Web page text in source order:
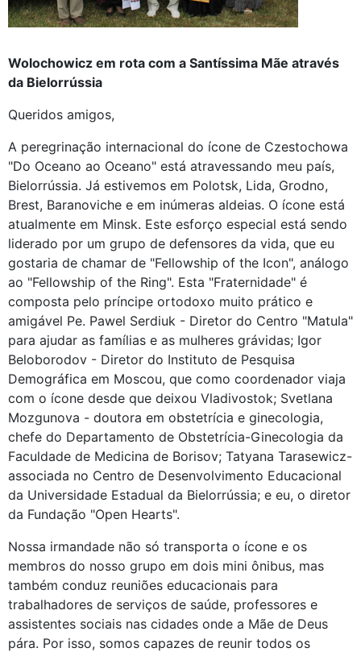
Wolochowicz em rota com a Santíssima Mãe através
da Bielorrússia
Queridos amigos,
A peregrinação internacional do ícone de Czestochowa
"Do Oceano ao Oceano" está atravessando meu país,
Bielorrússia. Já estivemos em Polotsk, Lida, Grodno,
Brest, Baranoviche e em inúmeras aldeias. O ícone está
atualmente em Minsk. Este esforço especial está sendo
liderado por um grupo de defensores da vida, que eu
gostaria de chamar de "Fellowship of the Icon", análogo
ao "Fellowship of the Ring". Esta "Fraternidade" é
composta pelo príncipe ortodoxo muito prático e
amigável Pe. Pawel Serdiuk - Diretor do Centro "Matula"
para ajudar as famílias e as mulheres grávidas; Igor
Beloborodov - Diretor do Instituto de Pesquisa
Demográfica em Moscou, que como coordenador viaja
com o ícone desde que deixou Vladivostok; Svetlana
Mozgunova - doutora em obstetrícia e ginecologia,
chefe do Departamento de Obstetrícia-Ginecologia da
Faculdade de Medicina de Borisov; Tatyana Tarasewicz-
associada no Centro de Desenvolvimento Educacional
da Universidade Estadual da Bielorrússia; e eu, o diretor
da Fundação "Open Hearts".
Nossa irmandade não só transporta o ícone e os
membros do nosso grupo em dois mini ônibus, mas
também conduz reuniões educacionais para
trabalhadores de serviços de saúde, professores e
assistentes sociais nas cidades onde a Mãe de Deus
pára. Por isso, somos capazes de reunir todos os